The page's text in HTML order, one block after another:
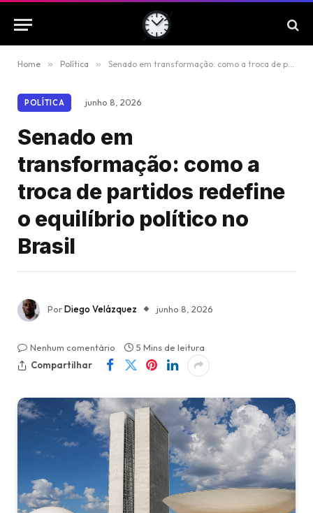
Home » Política » Senado em transformação: como a troca de partidos redefine o equilíbrio político no Brasil
POLÍTICA junho 8, 2026
Senado em
transformação: como a
troca de partidos redefine
o equilíbrio político no
Brasil
PorDiego Velázquez junho 8, 2026
Nenhum comentário
5 Mins de leitura
Compartilhar